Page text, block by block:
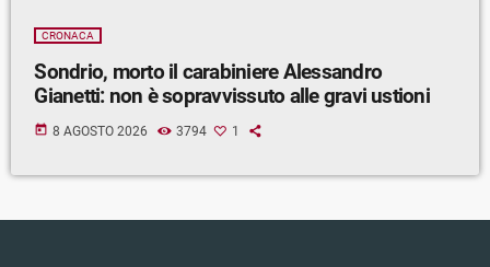
CRONACA
Sondrio, morto il carabiniere Alessandro
Gianetti: non è sopravvissuto alle gravi ustioni
today 8 AGOSTO 2026 3794 1